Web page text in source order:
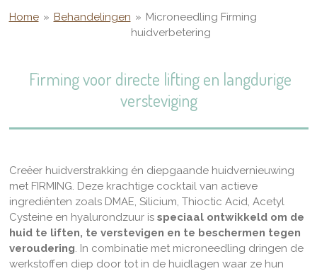
Home » Behandelingen » Microneedling Firming
huidverbetering
Firming voor directe lifting en langdurige
versteviging
Creëer huidverstrakking én diepgaande huidvernieuwing
met FIRMING. Deze krachtige cocktail van actieve
ingrediënten zoals DMAE, Silicium, Thioctic Acid, Acetyl
Cysteine en hyalurondzuur isspeciaal ontwikkeld om de
huid te liften, te verstevigen en te beschermen tegen
veroudering. In combinatie met microneedling dringen de
werkstoffen diep door tot in de huidlagen waar ze hun